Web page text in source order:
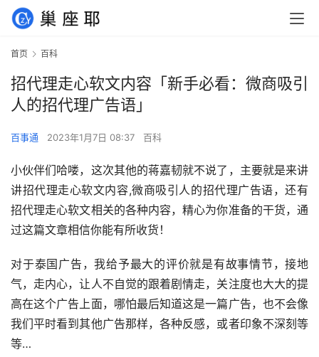
首页 百科
招代理走心软文内容「新手必看：微商吸引
人的招代理广告语」
百事通 2023年1月7日 08:37 百科
小伙伴们哈喽，这次其他的蒋嘉韧就不说了，主要就是来讲
讲招代理走心软文内容,微商吸引人的招代理广告语，还有
招代理走心软文相关的各种内容，精心为你准备的干货，通
过这篇文章相信你能有所收货！
对于泰国广告，我给予最大的评价就是有故事情节，接地
气，走内心，让人不自觉的跟着剧情走，关注度也大大的提
高在这个广告上面，哪怕最后知道这是一篇广告，也不会像
我们平时看到其他广告那样，各种反感，或者印象不深刻等
等…